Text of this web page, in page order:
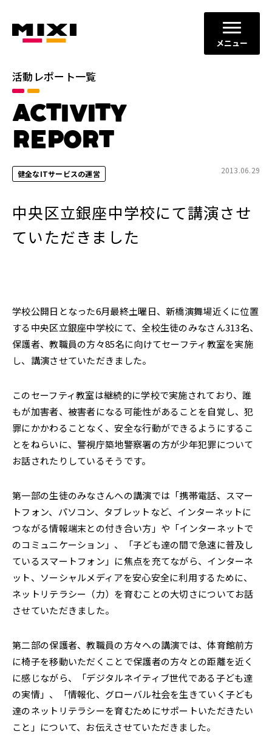
メニュー
活動レポート一覧
ACTIVITY
REPORT
健全なITサービスの運営 2013.06.29
中央区立銀座中学校にて講演させ
ていただきました
学校公開日となった6月最終土曜日、新橋演舞場近くに位置
する中央区立銀座中学校にて、全校生徒のみなさん313名、
保護者、教職員の方々85名に向けてセーフティ教室を実施
し、講演させていただきました。
このセーフティ教室は継続的に学校で実施されており、誰
もが加害者、被害者になる可能性があることを自覚し、犯
罪にかかわることなく、安全な行動ができるようにするこ
とをねらいに、警視庁築地警察署の方が少年犯罪について
お話されたりしているそうです。
第一部の生徒のみなさんへの講演では「携帯電話、スマー
トフォン、パソコン、タブレットなど、インターネットに
つながる情報端末との付き合い方」や「インターネットで
のコミュニケーション」、「子ども達の間で急速に普及し
ているスマートフォン」に焦点を充てながら、インターネ
ット、ソーシャルメディアを安心安全に利用するために、
ネットリテラシー（力）を育むことの大切さについてお話
させていただきました。
第二部の保護者、教職員の方々への講演では、体育館前方
に椅子を移動いただくことで保護者の方々との距離を近く
に感じながら、「デジタルネイティブ世代である子ども達
の実情」、「情報化、グローバル社会を生きていく子ども
達のネットリテラシーを育むためにサポートいただきたい
こと」について、お伝えさせていただきました。
カテゴリ
すべて
イノベーションの促進
地域社会との共栄
年別
2026年
閉じる